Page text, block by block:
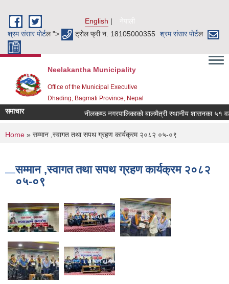
English
नेपाली
श्रम संसार पाेर्टल "> ट्रोल फ्री न. 18105000355 श्रम संसार पाेर्टल
Neelakantha Municipality
Office of the Municipal Executive
Dhading, Bagmati Province, Nepal
समाचार नीलकण्ठ नगरपालिकाको बालमैत्री स्थानीय शासनका ५१
You are here
Home » सम्मान ,स्वागत तथा सपथ ग्रहण कार्यक्रम २०८२ ०५-०९
सम्मान ,स्वागत तथा सपथ ग्रहण कार्यक्रम २०८२
०५-०९